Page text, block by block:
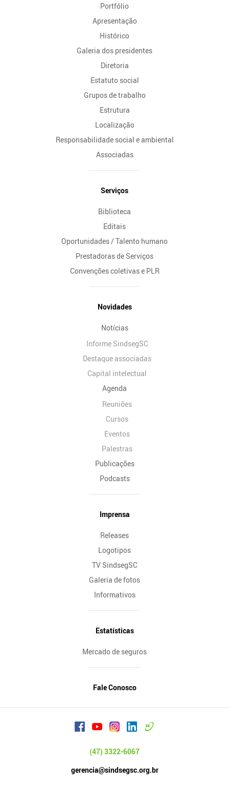
Portfólio
Apresentação
Histórico
Galeria dos presidentes
Diretoria
Estatuto social
Grupos de trabalho
Estrutura
Localização
Responsabilidade social e ambiental
Associadas
Serviços
Biblioteca
Editais
Oportunidades / Talento humano
Prestadoras de Serviços
Convenções coletivas e PLR
Novidades
Notícias
Informe SindsegSC
Destaque associadas
Capital intelectual
Agenda
Reuniões
Cursos
Eventos
Palestras
Publicações
Podcasts
Imprensa
Releases
Logotipos
TV SindsegSC
Galeria de fotos
Informativos
Estatísticas
Mercado de seguros
Fale Conosco
(47) 3322-6067
gerencia@sindsegsc.org.br